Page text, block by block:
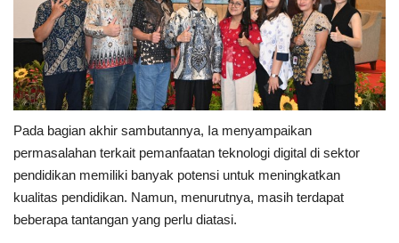
Pada bagian akhir sambutannya, Ia menyampaikan
permasalahan terkait pemanfaatan teknologi digital di sektor
pendidikan memiliki banyak potensi untuk meningkatkan
kualitas pendidikan. Namun, menurutnya, masih terdapat
beberapa tantangan yang perlu diatasi.